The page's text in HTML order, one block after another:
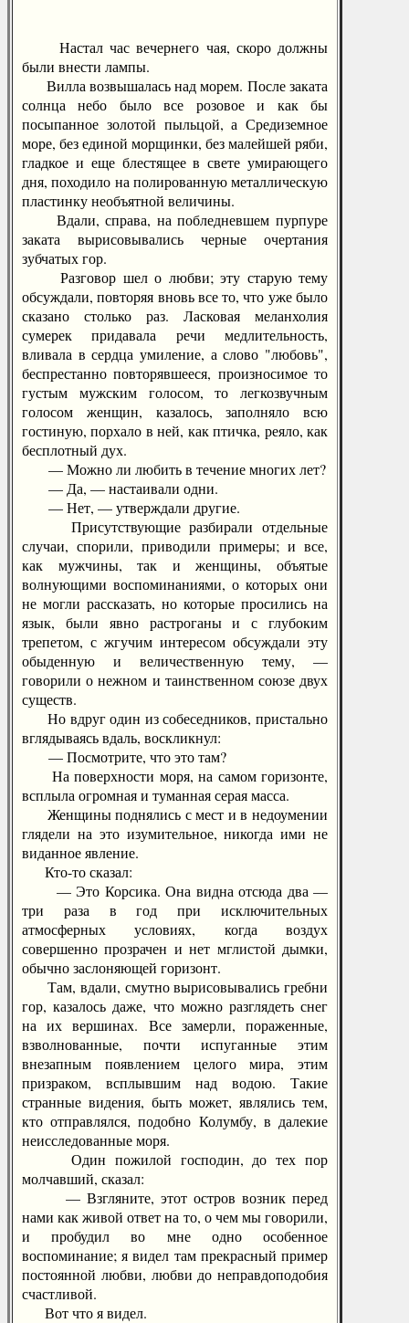
Настал час вечернего чая, скоро должны
были внести лампы.
Вилла возвышалась над морем. После заката
солнца небо было все розовое и как бы
посыпанное золотой пыльцой, а Средиземное
море, без единой морщинки, без малейшей ряби,
гладкое и еще блестящее в свете умирающего
дня, походило на полированную металлическую
пластинку необъятной величины.
Вдали, справа, на побледневшем пурпуре
заката вырисовывались черные очертания
зубчатых гор.
Разговор шел о любви; эту старую тему
обсуждали, повторяя вновь все то, что уже было
сказано столько раз. Ласковая меланхолия
сумерек придавала речи медлительность,
вливала в сердца умиление, а слово "любовь",
беспрестанно повторявшееся, произносимое то
густым мужским голосом, то легкозвучным
голосом женщин, казалось, заполняло всю
гостиную, порхало в ней, как птичка, реяло, как
бесплотный дух.
— Можно ли любить в течение многих лет?
— Да, — настаивали одни.
— Нет, — утверждали другие.
Присутствующие разбирали отдельные
случаи, спорили, приводили примеры; и все,
как мужчины, так и женщины, объятые
волнующими воспоминаниями, о которых они
не могли рассказать, но которые просились на
язык, были явно растроганы и с глубоким
трепетом, с жгучим интересом обсуждали эту
обыденную и величественную тему, —
говорили о нежном и таинственном союзе двух
существ.
Но вдруг один из собеседников, пристально
вглядываясь вдаль, воскликнул:
— Посмотрите, что это там?
На поверхности моря, на самом горизонте,
всплыла огромная и туманная серая масса.
Женщины поднялись с мест и в недоумении
глядели на это изумительное, никогда ими не
виданное явление.
Кто-то сказал:
— Это Корсика. Она видна отсюда два —
три раза в год при исключительных
атмосферных условиях, когда воздух
совершенно прозрачен и нет мглистой дымки,
обычно заслоняющей горизонт.
Там, вдали, смутно вырисовывались гребни
гор, казалось даже, что можно разглядеть снег
на их вершинах. Все замерли, пораженные,
взволнованные, почти испуганные этим
внезапным появлением целого мира, этим
призраком, всплывшим над водою. Такие
странные видения, быть может, являлись тем,
кто отправлялся, подобно Колумбу, в далекие
неисследованные моря.
Один пожилой господин, до тех пор
молчавший, сказал:
— Взгляните, этот остров возник перед
нами как живой ответ на то, о чем мы говорили,
и пробудил во мне одно особенное
воспоминание; я видел там прекрасный пример
постоянной любви, любви до неправдоподобия
счастливой.
Вот что я видел.